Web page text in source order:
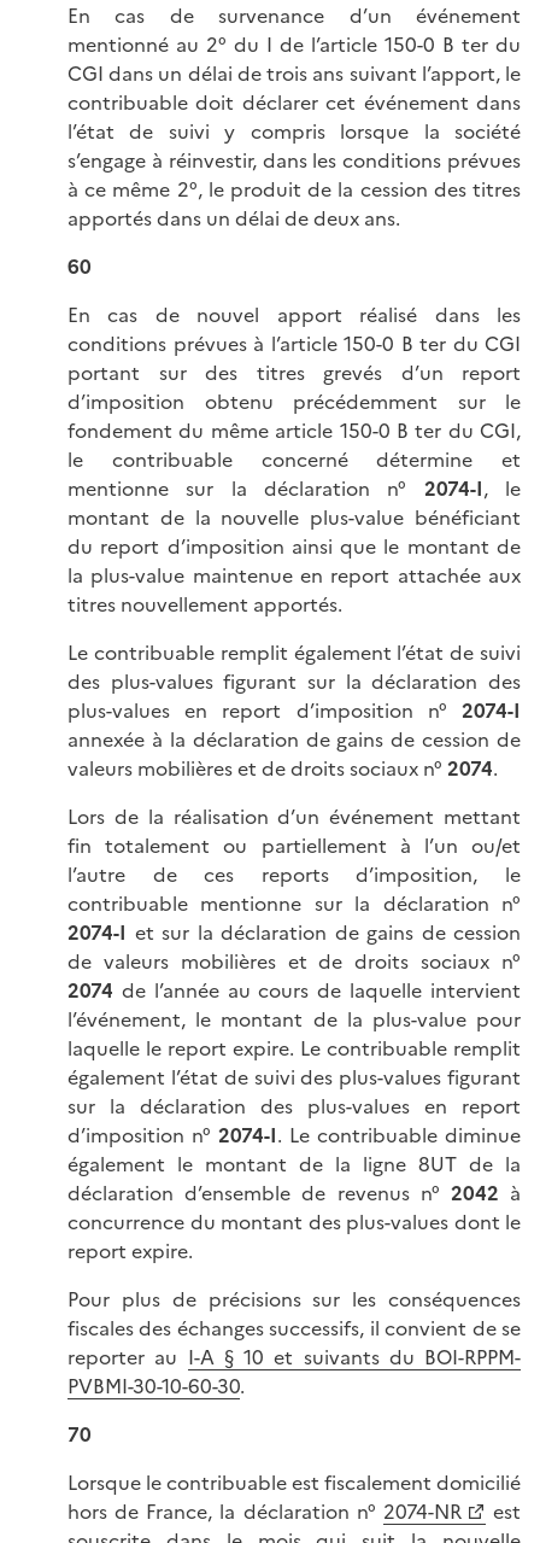
En cas de survenance d’un événement
mentionné au 2° du I de l’article 150-0 B ter du
CGI dans un délai de trois ans suivant l’apport, le
contribuable doit déclarer cet événement dans
l’état de suivi y compris lorsque la société
s’engage à réinvestir, dans les conditions prévues
à ce même 2°, le produit de la cession des titres
apportés dans un délai de deux ans.
60
En cas de nouvel apport réalisé dans les
conditions prévues à l’article 150-0 B ter du CGI
portant sur des titres grevés d’un report
d’imposition obtenu précédemment sur le
fondement du même article 150-0 B ter du CGI,
le contribuable concerné détermine et
mentionne sur la déclaration n° 2074-I, le
montant de la nouvelle plus-value bénéficiant
du report d’imposition ainsi que le montant de
la plus-value maintenue en report attachée aux
titres nouvellement apportés.
Le contribuable remplit également l’état de suivi
des plus-values figurant sur la déclaration des
plus-values en report d’imposition n° 2074-I
annexée à la déclaration de gains de cession de
valeurs mobilières et de droits sociaux n° 2074.
Lors de la réalisation d’un événement mettant
fin totalement ou partiellement à l’un ou/et
l’autre de ces reports d’imposition, le
contribuable mentionne sur la déclaration n°
2074-I et sur la déclaration de gains de cession
de valeurs mobilières et de droits sociaux n°
2074 de l’année au cours de laquelle intervient
l’événement, le montant de la plus-value pour
laquelle le report expire. Le contribuable remplit
également l’état de suivi des plus-values figurant
sur la déclaration des plus-values en report
d’imposition n° 2074-I. Le contribuable diminue
également le montant de la ligne 8UT de la
déclaration d’ensemble de revenus n° 2042 à
concurrence du montant des plus-values dont le
report expire.
Pour plus de précisions sur les conséquences
fiscales des échanges successifs, il convient de se
reporter au I-A § 10 et suivants du BOI-RPPM-
PVBMI-30-10-60-30.
70
Lorsque le contribuable est fiscalement domicilié
hors de France, la déclaration n° 2074-NR
est